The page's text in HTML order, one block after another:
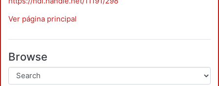
Ver página principal
Browse